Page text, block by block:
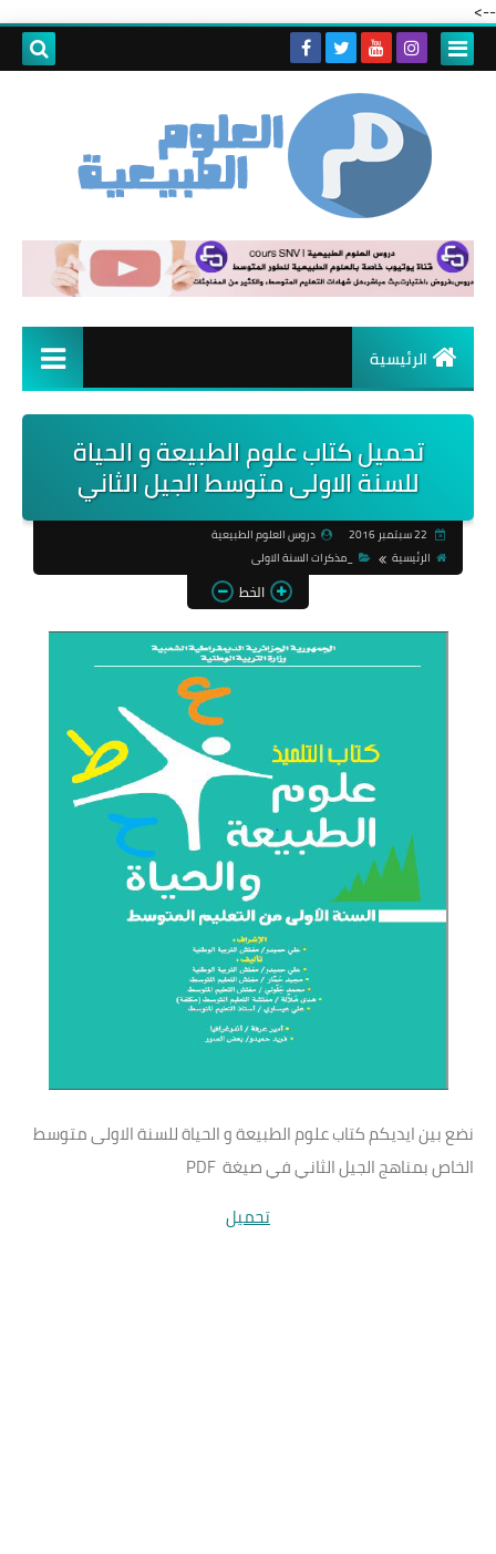
-->
الرئيسية
تحميل كتاب علوم الطبيعة و الحياة
للسنة الاولى متوسط الجيل الثاني
دروس العلوم الطبيعية
الرئيسية
_مذكرات السنة الاولى
الخط
نضع بين ايديكم كتاب علوم الطبيعة و الحياة للسنة الاولى متوسط
الخاص بمناهج الجيل الثاني في صيغة PDF
تحميل